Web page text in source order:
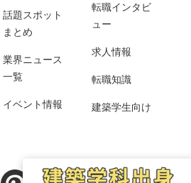
話題スポット
まとめ
業界ニュース
一覧
イベント情報
転職インタビ
ュー
求人情報
転職知識
建築学生向け